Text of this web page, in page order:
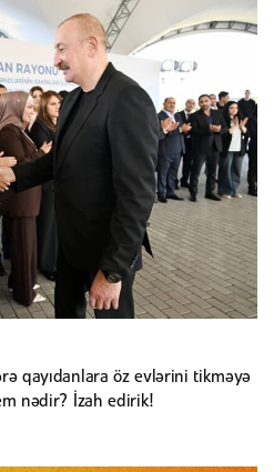
qayıdanlara öz evlərini tikməyə
nədir? İzah edirik!